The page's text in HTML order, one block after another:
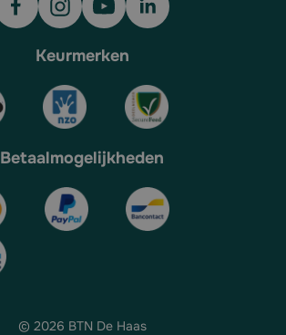
Keurmerken
Betaalmogelijkheden
© 2026 BTN De Haas